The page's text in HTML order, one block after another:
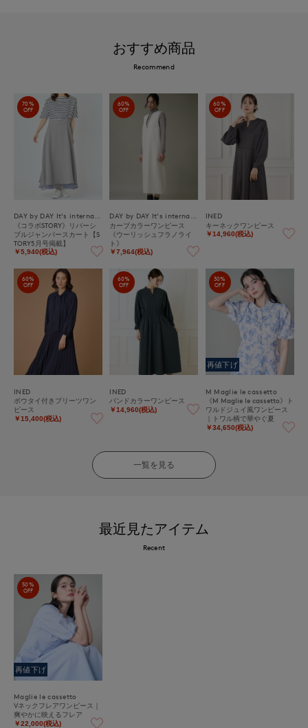
おすすめ商品
Recommend
70%
OFF
《コラボSTORY》リバーシ
ブルジャンパースカート【S
TORY5月号掲載】
￥5,940(税込)
60%
OFF
カーブカラーワンピース
《ウーリッシュフラノライ
ト》
￥7,964(税込)
60%
OFF
INED
キーネックワンピース
￥14,960(税込)
60%
OFF
INED
ボウタイ付きプリーツワン
ピース
￥15,400(税込)
60%
OFF
INED
バンドカラーワンピース
￥14,960(税込)
30%
OFF
再値下げ
M Maglie le cassetto
《M Maglie le cassetto》ト
ワルドジュイ風ワンピース
｜トワル柄で華やぐ夏
￥34,650(税込)
一覧を見る
最近見たアイテム
Recent
50%
OFF
再値下げ
Maglie le cassetto
Vネックフレアワンピース｜
爽やかに映えるフレア
￥22,000(税込)